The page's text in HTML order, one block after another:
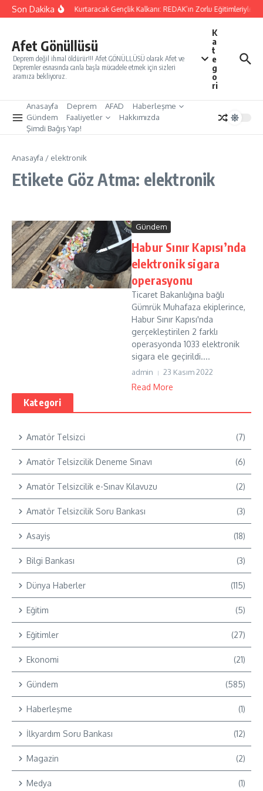
İçeriğe atla
Son DakikaYarınları Kurtaracak Gençlik Kalkanı: REDAK’ın Zorlu Eğitimleriyle
Afet Gönüllüsü
Deprem değil ihmal öldürür!!! Afet GÖNÜLLÜSÜ olarak Afet ve
Depremler esnasında canla başla mücadele etmek için sizleri
aramıza bekliyoruz.
K
a
t
e
g
o
ri
Anasayfa Deprem AFAD
Haberleşme
Gündem
Faaliyetler
Hakkımızda
Şimdi Bağış Yap!
Anasayfa / elektronik
Etikete Göz Atma: elektronik
Gündem
Habur Sınır Kapısı’nda
elektronik sigara
operasyonu
Ticaret Bakanlığına bağlı
Gümrük Muhafaza ekiplerince,
Habur Sınır Kapısı'nda
gerçekleştirilen 2 farklı
operasyonda 1033 elektronik
sigara ele geçirildi....
admin 23 Kasım 2022
Read More
Kategori
Amatör Telsizci (7)
Amatör Telsizcilik Deneme Sınavı (6)
Amatör Telsizcilik e-Sınav Kılavuzu (2)
Amatör Telsizcilik Soru Bankası (3)
Asayiş (18)
Bilgi Bankası (3)
Dünya Haberler (115)
Eğitim (5)
Eğitimler (27)
Ekonomi (21)
Gündem (585)
Haberleşme (1)
İlkyardım Soru Bankası (12)
Magazin (2)
Medya (1)